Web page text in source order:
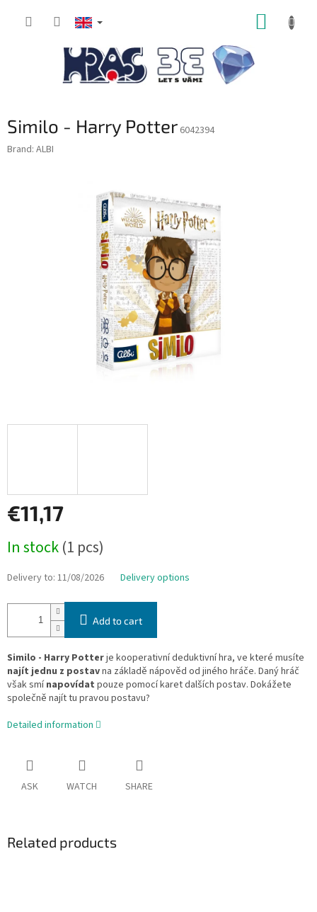
Similo - Harry Potter 6042394
Brand: ALBI
€11,17
price:
In stock(1 pcs)
Delivery to: 11/08/2026 Delivery options
Add to cart
Similo - Harry Potterje kooperativní deduktivní hra, ve které musíte
najít jednu z postavna základě nápověd od jiného hráče. Daný hráč
však smínapovídat pouze pomocí karet dalších postav. Dokážete
společně najít tu pravou postavu?
Detailed information
ASK WATCH SHARE
Related products